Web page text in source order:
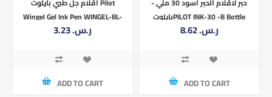
Wingel Gel Ink Pen WINGEL-BL-
WG-38
3.23 ر.س.‏
ADD TO CART
بايلوتPILOT INK-30 -B Bottle
Ink for Fountain Pen Black 30ml
8.62 ر.س.‏
ADD TO CART